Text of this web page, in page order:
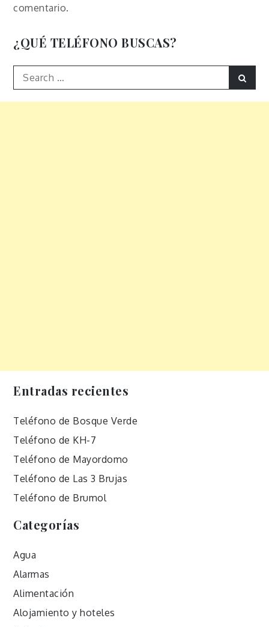
comentario.
¿QUÉ TELÉFONO BUSCAS?
Search
for:
Entradas recientes
Teléfono de Bosque Verde
Teléfono de KH-7
Teléfono de Mayordomo
Teléfono de Las 3 Brujas
Teléfono de Brumol
Categorías
Agua
Alarmas
Alimentación
Alojamiento y hoteles